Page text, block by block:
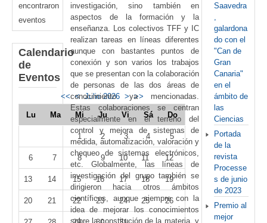
encontraron
eventos
Calendario
de
Eventos
<< < Julio 2026 > >>
Lu Ma Mi Ju Vi Sá Do
1 2 3 4 5
6 7 8 9 10 11 12
13 14 15 16 17 18 19
20 21 22 23 24 25 26
investigación, sino también en
aspectos de la formación y la
enseñanza. Los colectivos TFF y IC
realizan tareas en líneas diferentes
aunque con bastantes puntos de
conexión y son varios los trabajos
que se presentan con la colaboración
de personas de las dos áreas de
conocimiento ya mencionadas.
Estas colaboraciones se centran
especialmente en el terreno del
control y mejora de sistemas de
medida, automatización, valoración y
chequeo de sistemas electrónicos,
etc. Globalmente, las líneas de
investigación del grupo también se
dirigieron hacia otros ámbitos
científicos, aunque siempre con la
idea de mejorar los conocimientos
sobre la constitución de la materia, y
Saavedra
galardona
do con el
"Can de
Gran
Canaria"
en el
ámbito de
las
Ciencias
Portada
de la
revista
Processe
s de junio
de 2023
Premio al
mejor